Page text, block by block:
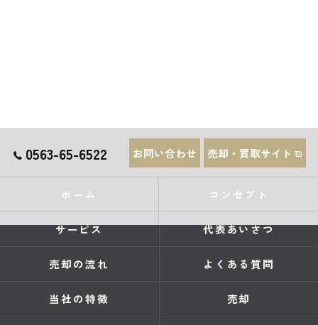
0563-65-6522 お問い合わせ 売却・買取サイト
ホーム コンセプト
サービス 代表あいさつ
売却の流れ よくある質問
当社の特徴 売却